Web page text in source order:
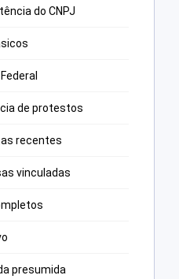
do CNPJ
de protestos
recentes
vinculadas
presumida